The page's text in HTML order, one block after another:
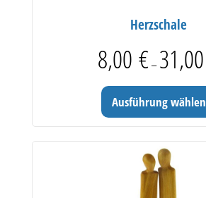
Herzschale
8,00 € – 31,00
Ausführung wählen